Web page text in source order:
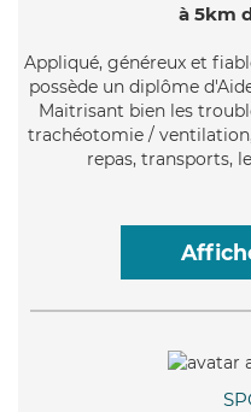
à 5km
Appliqué, généreux et
possède un diplôme
Maitrisant bien les
trachéotomie /
repas, transports,